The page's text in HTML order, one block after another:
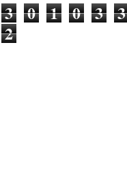
3 0 1 0 3 3
2